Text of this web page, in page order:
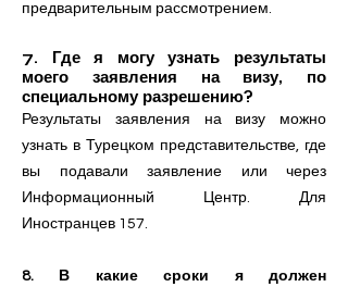
предварительным рассмотрением.
7. Где я могу узнать результаты
моего заявления на визу, по
специальному разрешению?
Результаты заявления на визу можно
узнать в Турецком представительстве, где
вы подавали заявление или через
Информационный Центр. Для
Иностранцев 157.
8. В какие сроки я должен